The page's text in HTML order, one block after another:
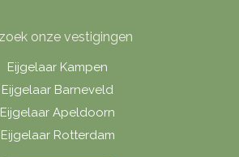
onze vestigingen
Eijgelaar Kampen
Eijgelaar Barneveld
Eijgelaar Apeldoorn
Eijgelaar Rotterdam